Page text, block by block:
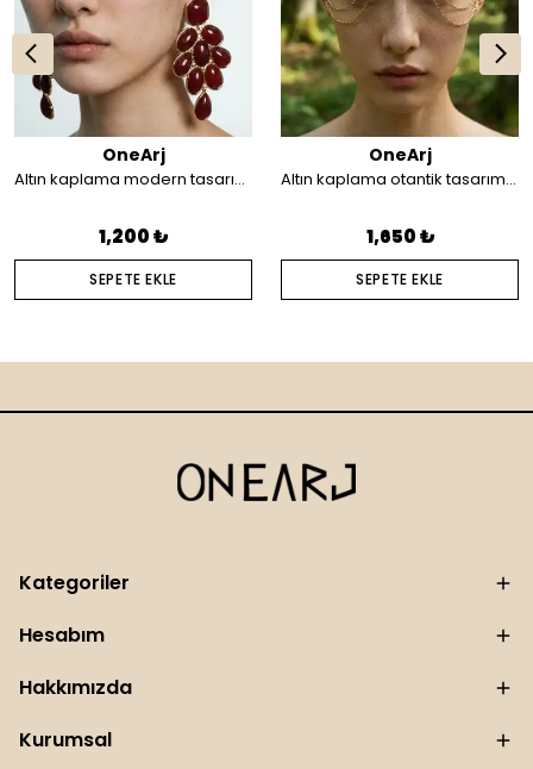
OneArj
Altın kaplama modern tasarım küpe
1,200 ₺
SEPETE EKLE
OneArj
Altın kaplama otantik tasarım saç aksesuarı
1,650 ₺
SEPETE EKLE
Kategoriler
Hesabım
Hakkımızda
Kurumsal